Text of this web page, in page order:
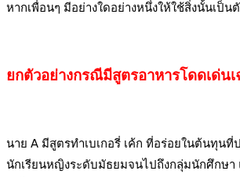
หากเพื่อนๆ มีอย่างใดอย่างหนึ่งให้ใช้สิ่งนั้นเป็น
ยกตัวอย่างกรณีมีสูตรอาหารโดดเด่นเ
นาย A มีสูตรทำเบเกอรี่ เค้ก ที่อร่อยในต้นทุน
นักเรียนหญิงระดับมัธยมจนไปถึงกลุ่มนักศึกษา